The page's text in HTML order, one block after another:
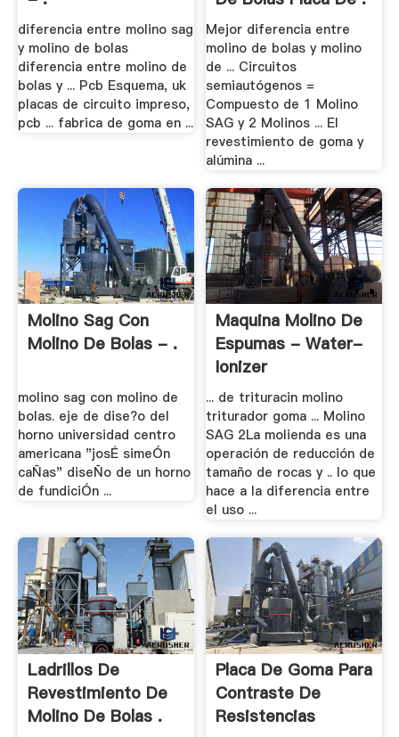
diferencia entre molino sag
y molino de bolas
diferencia entre molino de
bolas y ... Pcb Esquema, uk
placas de circuito impreso,
pcb ... fabrica de goma en ...
Mejor diferencia entre
molino de bolas y molino
de ... Circuitos
semiautógenos =
Compuesto de 1 Molino
SAG y 2 Molinos ... El
revestimiento de goma y
alúmina ...
Molino Sag Con
Molino De Bolas - .
molino sag con molino de
bolas. eje de dise?o del
horno universidad centro
americana "josÉ simeÓn
caÑas" diseÑo de un horno
de fundiciÓn ...
Maquina Molino De
Espumas - Water-
Ionizer
... de trituracin molino
triturador goma ... Molino
SAG 2La molienda es una
operación de reducción de
tamaño de rocas y .. lo que
hace a la diferencia entre
el uso ...
Ladrillos De
Revestimiento De
Molino De Bolas .
Placa De Goma Para
Contraste De
Resistencias